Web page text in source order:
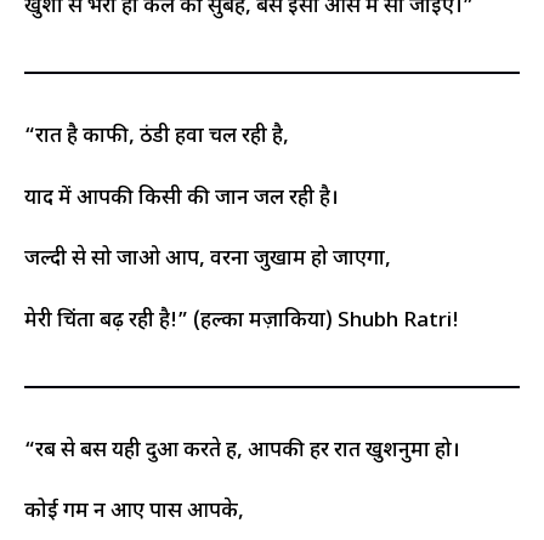
खुशी से भरी हो कल की सुबह, बस इसी आस में सो जाइए।”
“रात है काफी, ठंडी हवा चल रही है,
याद में आपकी किसी की जान जल रही है।
जल्दी से सो जाओ आप, वरना जुखाम हो जाएगा,
मेरी चिंता बढ़ रही है!” (हल्का मज़ाकिया) Shubh Ratri!
“रब से बस यही दुआ करते हैं, आपकी हर रात खुशनुमा हो।
कोई गम न आए पास आपके,